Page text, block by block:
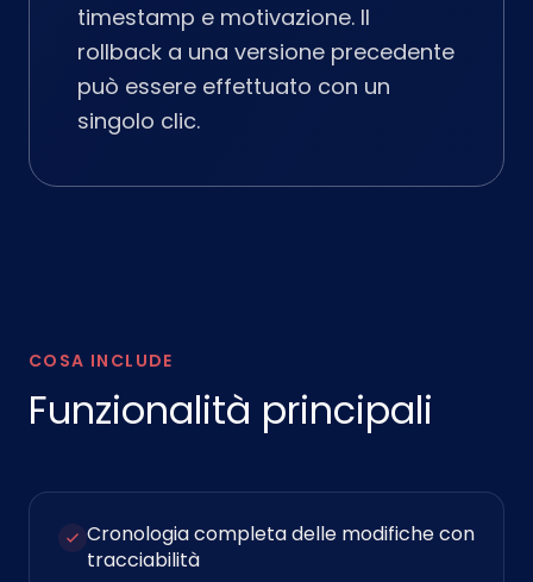
timestamp e motivazione. Il
rollback a una versione precedente
può essere effettuato con un
singolo clic.
COSA INCLUDE
Funzionalità principali
Cronologia completa delle modifiche con
tracciabilità